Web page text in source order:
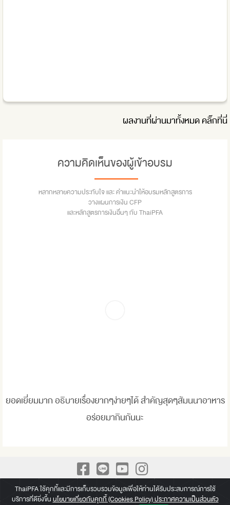
ผลงานที่ผ่านมาทั้งหมดคลิ๊กที่นี่
ความคิดเห็นของผู้เข้าอบรม
หลากหลายความประทับใจ และ คำแนะนำให้อบรมหลักสูตรการ
วางแผนการเงิน CFP
และหลักสูตรการเงินอื่นๆ กับ ThaiPFA
ยอดเยี่ยมมาก อธิบายเรื่องยากๆง่ายๆได้ สำคัญสุดๆสัมนนาอาหาร
อร่อยมากินกันนะ
A Leading Academy for Practical Finance We build up Practical
ThaiPFA ใช้คุกกี้และมีการเก็บรวบรวมข้อมูลเพื่อให้ท่านได้รับประสบการณ์การใช้
บริการที่ดียิ่งขึ้นนโยบายเกี่ยวกับคุกกี้ (Cookies Policy) ประกาศความเป็นส่วนตัว